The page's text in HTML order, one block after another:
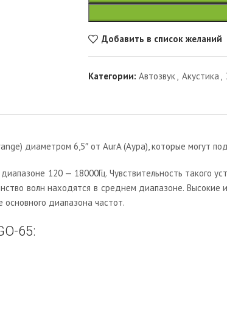
Добавить в список желаний
Категории: Автозвук Акустика
диаметром 6,5″ от AurA (Аура), которые могут
120 — 18000Гц. Чувствительность такого
волн находятся в среднем диапазоне.
диапазона частот.
65: